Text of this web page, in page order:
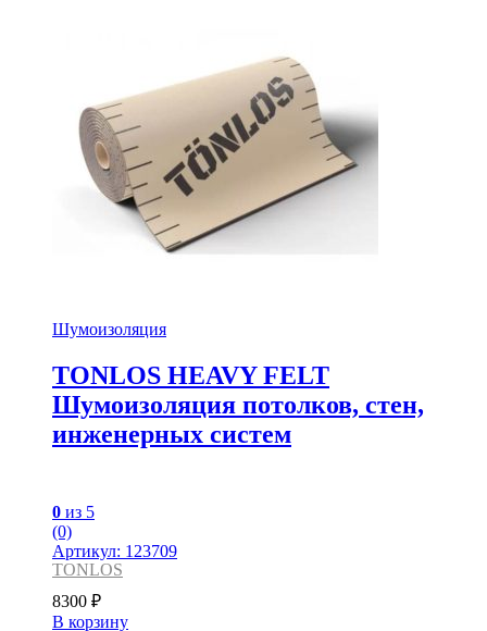
Шумоизоляция
TONLOS HEAVY FELT
Шумоизоляция потолков, стен,
инженерных систем
0 из 5
(0)
Артикул: 123709
TONLOS
8300 ₽
В корзину